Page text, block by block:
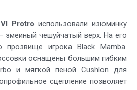
Protro использовали изюминку
змеиный чешуйчатый верх. На его
прозвище игрока Black Mamba.
оснащены большим гибким
и мягкой пеной Cushlon для
сцепление позволяет